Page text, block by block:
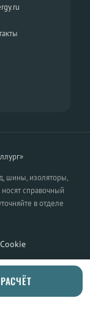
шины, изоляторы,
справочный
в отделе
Cookie